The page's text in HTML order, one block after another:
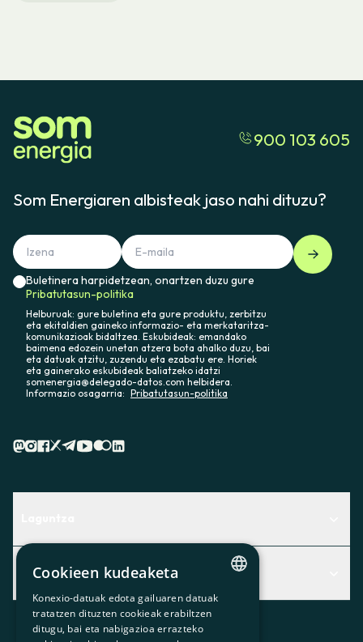
900 103 605
Som Energiaren albisteak jaso nahi dituzu?
Buletinera harpidetzean, onartzen duzu gure
Pribatutasun-politika
Helburuak: gure buletina eta gure produktu, zerbitzu
eta ekitaldien gaineko informazio- eta merkataritza-
komunikazioak bidaltzea. Eskubideak: emandako
baimena edozein unetan atzera bota ahalko duzu, bai
eta datuak atzitu, zuzendu eta ezabatu ere. Horiek
eta gainerako eskubideak baliatzeko idatzi
somenergia@delegado-datos.com helbidera.
Informazio osagarria: Pribatutasun-politika
Centro de Ayuda
Aurkitu zerbitzurik egokiena zuretzat
Contacto
Albisteak
Albisteak
Bazkideen txokoa
CATALAN
SPANISH
Cookieen kudeaketa
Konexio-datuak edota gailuaren datuak
tratatzen dituzten cookieak erabiltzen
ditugu, bai eta nabigazioa errazteko